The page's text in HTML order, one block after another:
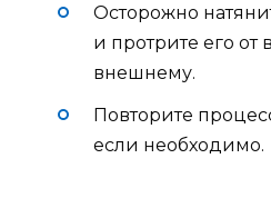
Осторожно
и протрите его от
внешнему.
Повторите
если необходимо.